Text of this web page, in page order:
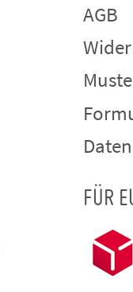
AGB
FÜR